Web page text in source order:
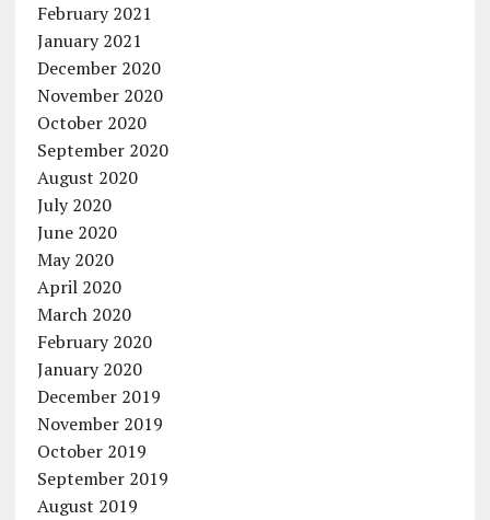
February 2021
January 2021
December 2020
November 2020
October 2020
September 2020
August 2020
July 2020
June 2020
May 2020
April 2020
March 2020
February 2020
January 2020
December 2019
November 2019
October 2019
September 2019
August 2019